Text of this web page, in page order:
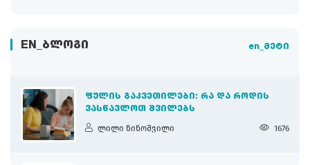
EN_ᲑᲚᲝᲒᲘ en_მეტი
ᲤᲣᲚᲘᲡ ᲒᲐᲙᲕᲔᲗᲘᲚᲔᲑᲘ: ᲠᲐ ᲓᲐ ᲠᲝᲓᲘᲡ
ᲕᲐᲡᲬᲐᲕᲚᲝᲗ ᲨᲕᲘᲚᲔᲑᲡ
ლილი ნინოშვილი 1676